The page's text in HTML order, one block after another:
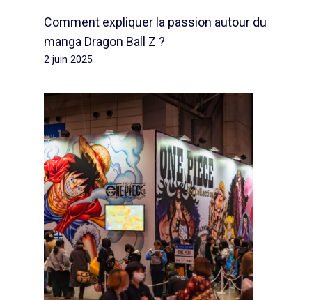
Comment expliquer la passion autour du
manga Dragon Ball Z ?
2 juin 2025